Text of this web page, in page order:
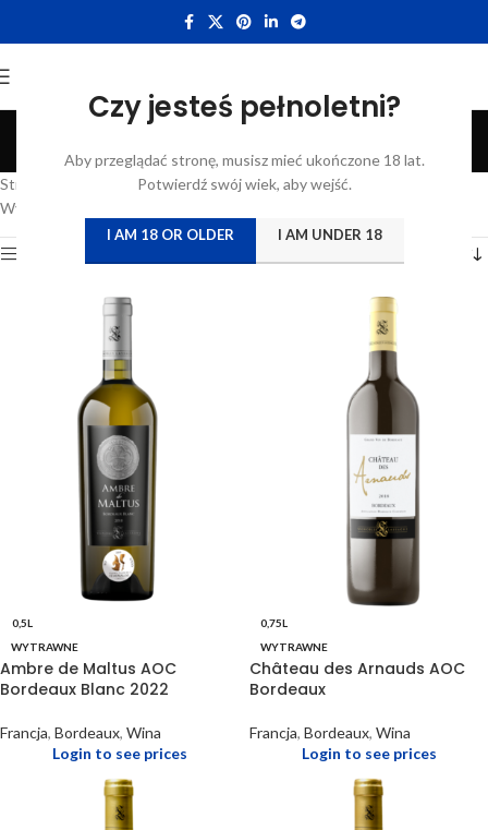
Czy jesteś pełnoletni?
Aby przeglądać stronę, musisz mieć ukończone 18 lat.
Potwierdź swój wiek, aby wejść.
I AM 18 OR OLDER I AM UNDER 18
Vignobles Lassagne
Categories
Strona główna
Vignobles Lassagne
Wyświetlanie wszystkich wyników: 8
0,5L
WYTRAWNE
Ambre de Maltus AOC
Bordeaux Blanc 2022
Francja, Bordeaux, Wina
Login to see prices
0,75L
WYTRAWNE
Château des Arnauds AOC
Bordeaux
Francja, Bordeaux, Wina
Login to see prices